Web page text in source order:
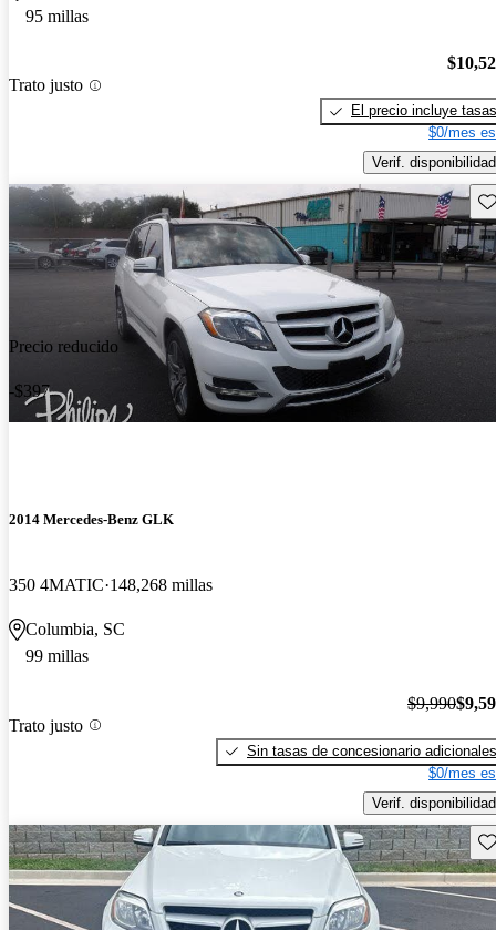
95 millas
Trato justo
El precio incluye tasas
$0/mes
Verif. disponibilidad
Precio reducido
-$397
2014 Mercedes-Benz GLK
350 4MATIC 148,268 millas
Columbia, SC
99 millas
Trato justo
$9,990
Sin tasas de concesionario adicionales
$0/mes
Verif. disponibilidad